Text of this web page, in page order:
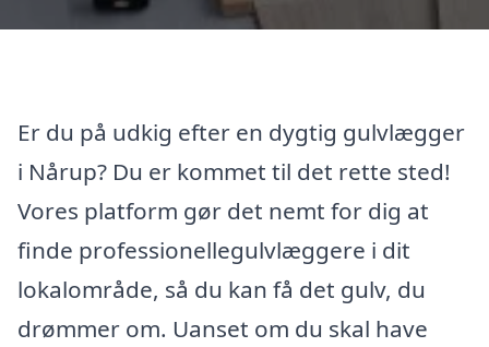
Er du på udkig efter en dygtig gulvlægger
i Nårup? Du er kommet til det rette sted!
Vores platform gør det nemt for dig at
finde professionellegulvlæggere i dit
lokalområde, så du kan få det gulv, du
drømmer om. Uanset om du skal have